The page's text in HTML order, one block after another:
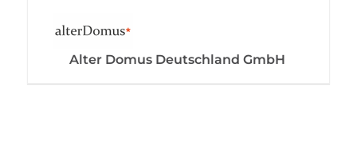
Alter Domus Deutschland GmbH